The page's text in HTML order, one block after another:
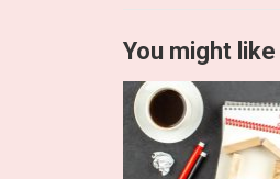
You might like